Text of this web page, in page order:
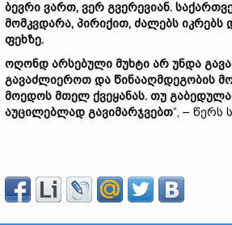
ბევრი ვართ, ვერ გვერევიან.
მომკვდარა, პირიქით, ძალებს იკრებს
ფეხზე.
ოღონდ არსებული მუხტი არ უნდა
გავაძლიეროთ და წინააღმდეგობის
მოედოს მთელ ქვეყანას. თუ
აუცილებლად გავიმარჯვებთ“, – წერს